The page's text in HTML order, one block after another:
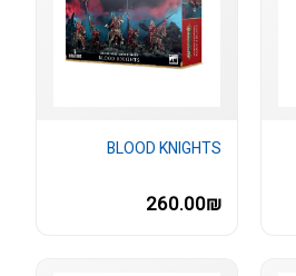
BLOOD KNIGHTS
260.00₪